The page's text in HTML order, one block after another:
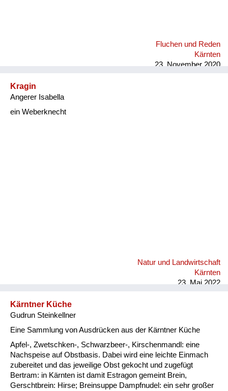
Fluchen und Reden
Kärnten
23. November 2020
Kragin
Angerer Isabella
ein Weberknecht
Natur und Landwirtschaft
Kärnten
23. Mai 2022
Kärntner Küche
Gudrun Steinkellner
Eine Sammlung von Ausdrücken aus der Kärntner Küche
Apfel-, Zwetschken-, Schwarzbeer-, Kirschenmandl: eine
Nachspeise auf Obstbasis. Dabei wird eine leichte Einmach
zubereitet und das jeweilige Obst gekocht und zugefügt
Bertram: in Kärnten ist damit Estragon gemeint Brein,
Gerschtbrein: Hirse; Breinsuppe Dampfnudel: ein sehr großer